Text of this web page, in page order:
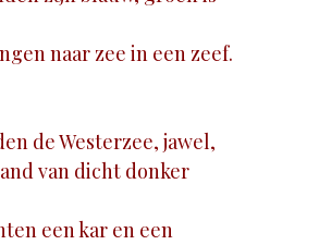
naar zee in een zeef.
de Westerzee, jawel,
van dicht donker
een kar en een